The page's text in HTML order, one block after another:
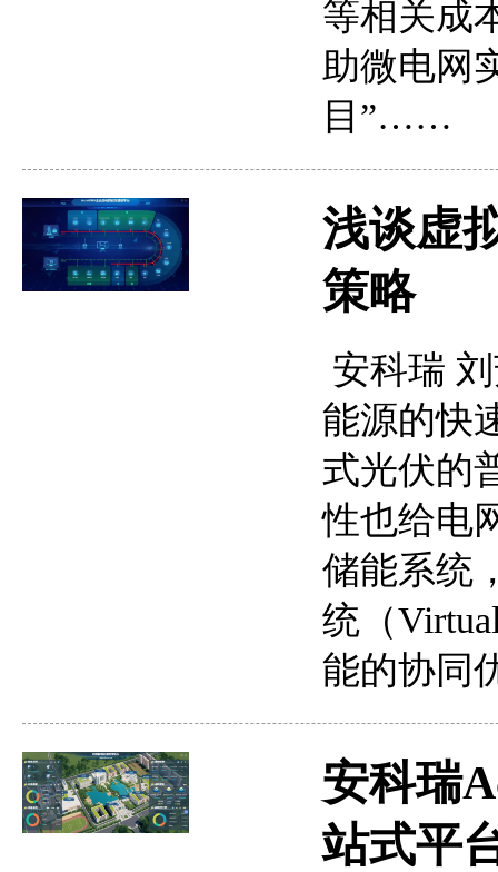
等相关成
助微电网
目”……
浅谈虚
策略
安科瑞
能源的快
式光伏的
性也给电
储能系统
统（
能的协同
安科瑞
站式平